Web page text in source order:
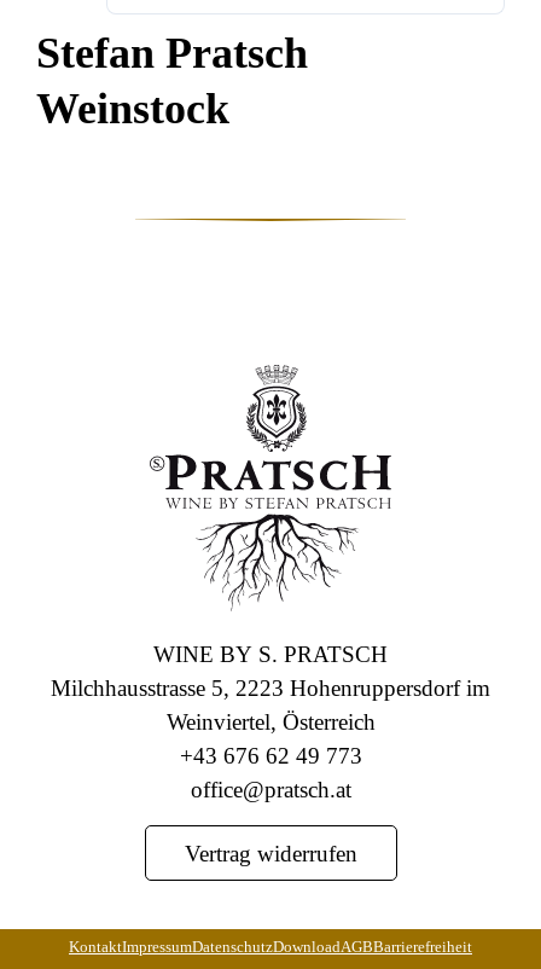
Stefan Pratsch
Weinstock
WINE BY S. PRATSCH
Milchhausstrasse 5, 2223 Hohenruppersdorf im
Weinviertel, Österreich
+43 676 62 49 773
office@pratsch.at
Vertrag widerrufen
KontaktImpressumDatenschutzDownloadAGBBarrierefreiheit